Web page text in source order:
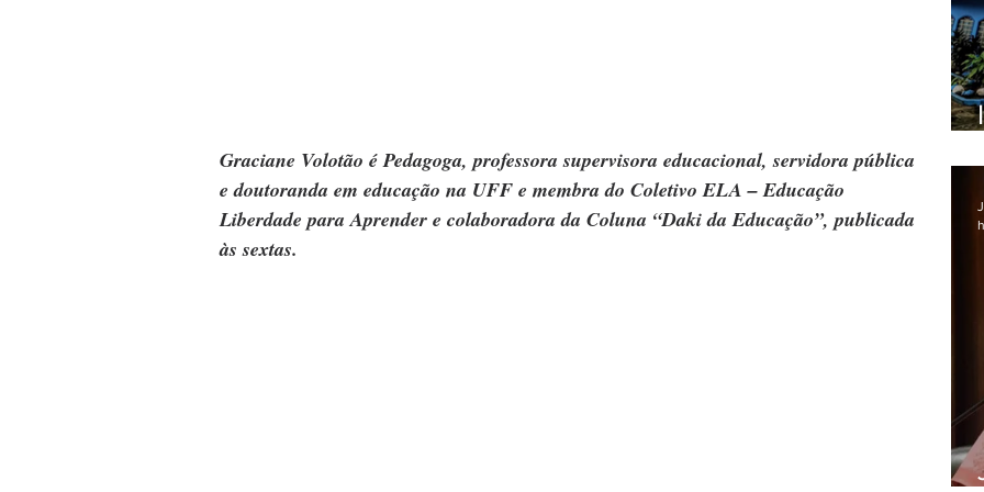
Graciane Volotão é Pedagoga, professora supervisora educacional, servidora pública
e doutoranda em educação na UFF e membra do Coletivo ELA – Educação
Liberdade para Aprender e colaboradora da Coluna “Daki da Educação”, publicada
às sextas.